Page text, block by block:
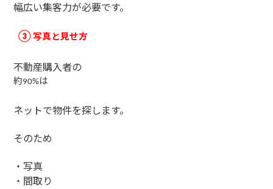
幅広い集客力が必要です。
③写真と見せ方
不動産購入者の
約90%は
ネットで物件を探します。
そのため
・写真
・間取り